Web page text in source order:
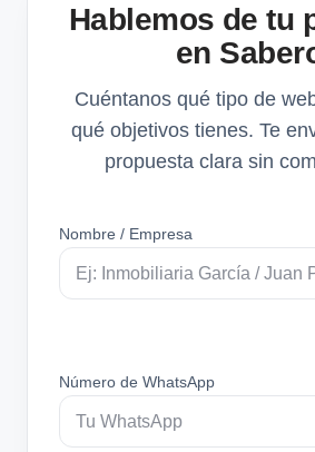
Hablemos de tu
en
Cuéntanos qué tipo de
qué objetivos tienes. Te
propuesta clara sin
Nombre / Empresa
Número de WhatsApp